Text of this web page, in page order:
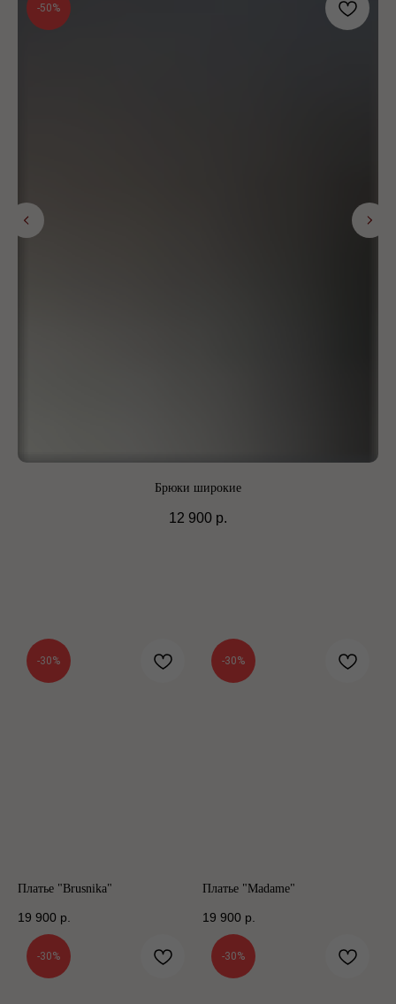
-50%
Брюки широкие
12 900 р.
-30%
Платье "Brusnika"
19 900 р.
-30%
Платье "Madame"
19 900 р.
-30% -30%